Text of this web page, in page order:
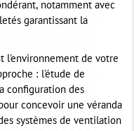
notamment avec
garantissant la
l'environnement de votre
: l'étude de
configuration des
concevoir une véranda
systèmes de ventilation